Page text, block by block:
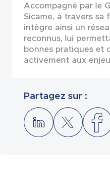
Partagez sur :
Accompagné par le
Sicame, à travers sa
intègre ainsi un
reconnus, lui
bonnes pratiques et
activement aux